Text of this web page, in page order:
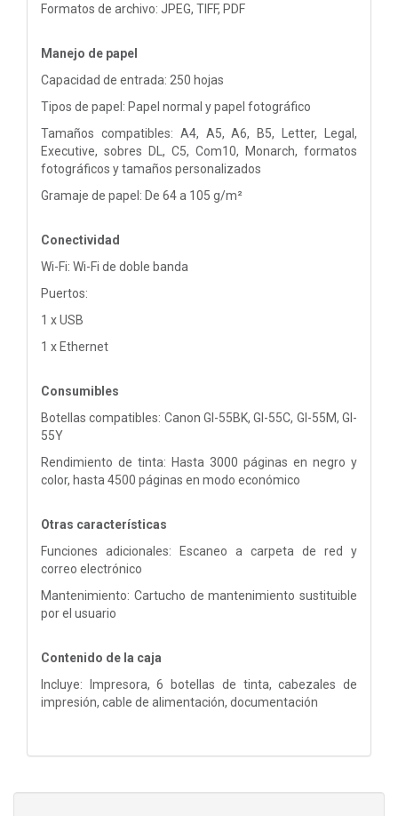
Formatos de archivo: JPEG, TIFF, PDF
Manejo de papel
Capacidad de entrada: 250 hojas
Tipos de papel: Papel normal y papel fotográfico
Tamaños compatibles: A4, A5, A6, B5, Letter, Legal,
Executive, sobres DL, C5, Com10, Monarch, formatos
fotográficos y tamaños personalizados
Gramaje de papel: De 64 a 105 g/m²
Conectividad
Wi-Fi: Wi-Fi de doble banda
Puertos:
1 x USB
1 x Ethernet
Consumibles
Botellas compatibles: Canon GI-55BK, GI-55C, GI-55M, GI-
55Y
Rendimiento de tinta: Hasta 3000 páginas en negro y
color, hasta 4500 páginas en modo económico
Otras características
Funciones adicionales: Escaneo a carpeta de red y
correo electrónico
Mantenimiento: Cartucho de mantenimiento sustituible
por el usuario
Contenido de la caja
Incluye: Impresora, 6 botellas de tinta, cabezales de
impresión, cable de alimentación, documentación